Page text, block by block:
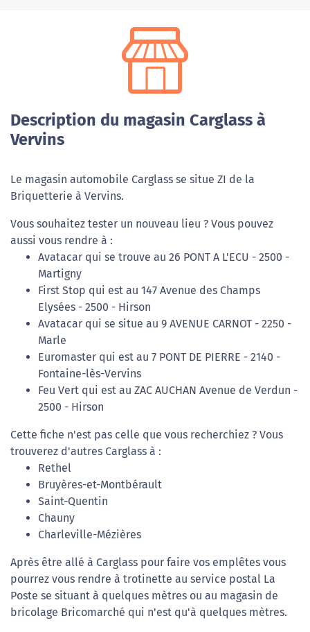
Description du magasin Carglass à
Vervins
Le magasin automobile Carglass se situe ZI de la
Briquetterie à Vervins.
Vous souhaitez tester un nouveau lieu ? Vous pouvez
aussi vous rendre à :
Avatacar qui se trouve au 26 PONT A L'ECU - 2500 -
Martigny
First Stop qui est au 147 Avenue des Champs
Elysées - 2500 - Hirson
Avatacar qui se situe au 9 AVENUE CARNOT - 2250 -
Marle
Euromaster qui est au 7 PONT DE PIERRE - 2140 -
Fontaine-lès-Vervins
Feu Vert qui est au ZAC AUCHAN Avenue de Verdun -
2500 - Hirson
Cette fiche n'est pas celle que vous recherchiez ? Vous
trouverez d'autres Carglass à :
Rethel
Bruyères-et-Montbérault
Saint-Quentin
Chauny
Charleville-Mézières
Après être allé à Carglass pour faire vos emplêtes vous
pourrez vous rendre à trotinette au service postal La
Poste se situant à quelques mètres ou au magasin de
bricolage Bricomarché qui n'est qu'à quelques mètres.